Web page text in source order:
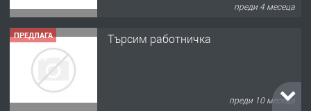
преди 4 месеца
ПРЕДЛАГА Търсим работничка
преди 10 месеца